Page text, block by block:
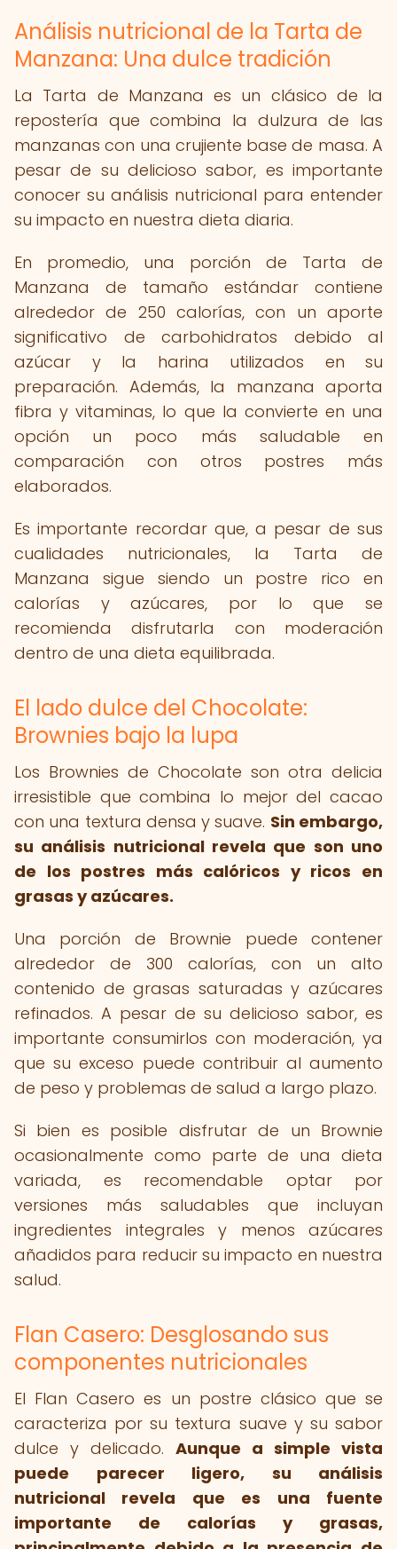
Análisis nutricional de la Tarta de
Manzana: Una dulce tradición
La Tarta de Manzana es un clásico de la
repostería que combina la dulzura de las
manzanas con una crujiente base de masa. A
pesar de su delicioso sabor, es importante
conocer su análisis nutricional para entender
su impacto en nuestra dieta diaria.
En promedio, una porción de Tarta de
Manzana de tamaño estándar contiene
alrededor de 250 calorías, con un aporte
significativo de carbohidratos debido al
azúcar y la harina utilizados en su
preparación. Además, la manzana aporta
fibra y vitaminas, lo que la convierte en una
opción un poco más saludable en
comparación con otros postres más
elaborados.
Es importante recordar que, a pesar de sus
cualidades nutricionales, la Tarta de
Manzana sigue siendo un postre rico en
calorías y azúcares, por lo que se
recomienda disfrutarla con moderación
dentro de una dieta equilibrada.
El lado dulce del Chocolate:
Brownies bajo la lupa
Los Brownies de Chocolate son otra delicia
irresistible que combina lo mejor del cacao
con una textura densa y suave. Sin embargo,
su análisis nutricional revela que son uno
de los postres más calóricos y ricos en
grasas y azúcares.
Una porción de Brownie puede contener
alrededor de 300 calorías, con un alto
contenido de grasas saturadas y azúcares
refinados. A pesar de su delicioso sabor, es
importante consumirlos con moderación, ya
que su exceso puede contribuir al aumento
de peso y problemas de salud a largo plazo.
Si bien es posible disfrutar de un Brownie
ocasionalmente como parte de una dieta
variada, es recomendable optar por
versiones más saludables que incluyan
ingredientes integrales y menos azúcares
añadidos para reducir su impacto en nuestra
salud.
Flan Casero: Desglosando sus
componentes nutricionales
El Flan Casero es un postre clásico que se
caracteriza por su textura suave y su sabor
dulce y delicado. Aunque a simple vista
puede parecer ligero, su análisis
nutricional revela que es una fuente
importante de calorías y grasas,